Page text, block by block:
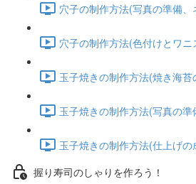
穴子の制作方法(写真の準備
穴子の制作方法(色付けとワ
玉子焼きの制作方法(焼き海
玉子焼きの制作方法(写真の
玉子焼きの制作方法(仕上げ
握り寿司のしゃりを作ろう！